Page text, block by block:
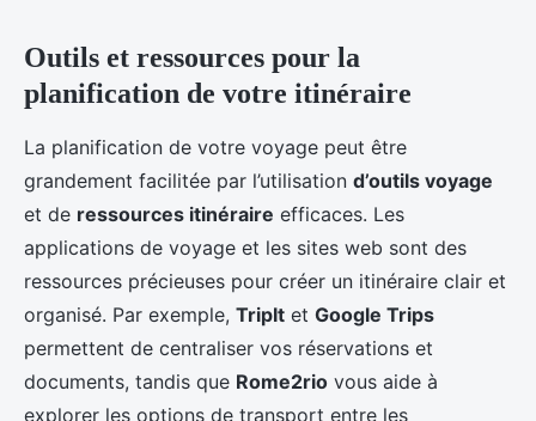
Outils et ressources pour la
planification de votre itinéraire
La planification de votre voyage peut être
grandement facilitée par l’utilisation d’outils voyage
et de ressources itinéraire efficaces. Les
applications de voyage et les sites web sont des
ressources précieuses pour créer un itinéraire clair et
organisé. Par exemple, TripIt et Google Trips
permettent de centraliser vos réservations et
documents, tandis que Rome2rio vous aide à
explorer les options de transport entre les